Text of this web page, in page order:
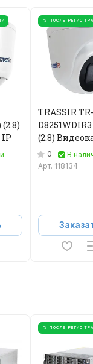
(2.8)
% ПОСЛЕ
TRASSIR TR-
(2.8)
IP 0
В
Арт. 118134
% ПОСЛЕ